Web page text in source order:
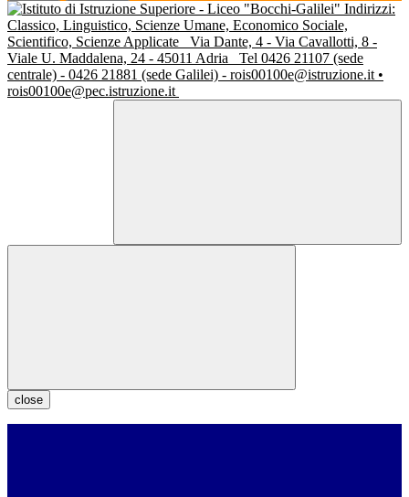
Indirizzi:
Classico, Linguistico, Scienze Umane, Economico Sociale,
Scientifico, Scienze Applicate
Via Dante, 4 - Via Cavallotti, 8 -
Viale U. Maddalena, 24 - 45011 Adria
Tel 0426 21107 (sede
centrale) - 0426 21881 (sede Galilei) - rois00100e@istruzione.it •
rois00100e@pec.istruzione.it
close